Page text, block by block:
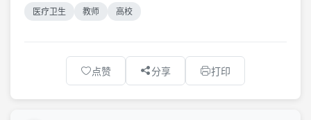
医疗卫生 教师 高校
点赞 分享 打印